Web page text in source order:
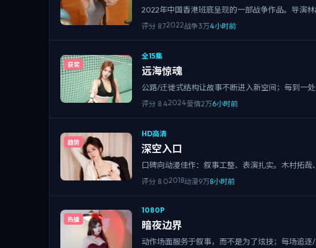
2022年中国香港班底呈现的一部战争作品。导演
评分 8.72022战争3万4小时前
获奖
全15集
远海惊魂
公路/迁徙式结构让故事不断进入新空间；每到一
评分 8.42024爱情2万6小时前
趋势
HD高清
深空入口
口碑向动漫佳作：叙事工整、表演扎实。木村拓
评分 8.02018动漫9万8小时前
热播
1080P
暗夜边界
动作场面服务于叙事，而不是为了炫技；每场追逐